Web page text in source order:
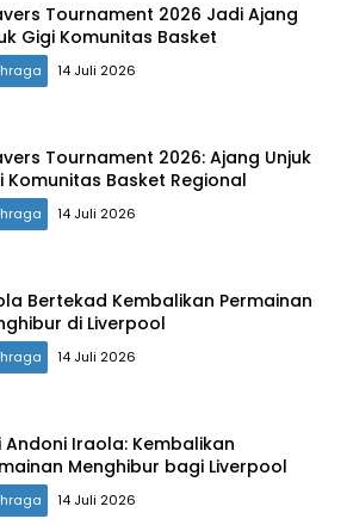
Tournament 2026 Jadi Ajang
Gigi Komunitas Basket
14 Juli 2026
Tournament 2026: Ajang Unjuk
Komunitas Basket Regional
14 Juli 2026
Bertekad Kembalikan Permainan
di Liverpool
14 Juli 2026
Andoni Iraola: Kembalikan
Menghibur bagi Liverpool
14 Juli 2026